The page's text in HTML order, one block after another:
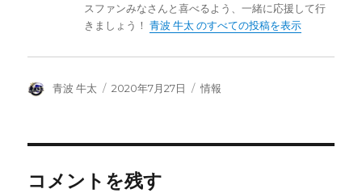
スファンみなさんと喜べるよう、一緒に応援して行
きましょう！青波 牛太 のすべての投稿を表示
投
青波 牛太
投
2020年7月27日
カ
情報
コメントを残す